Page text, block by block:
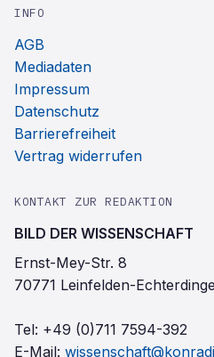
INFO
AGB
Mediadaten
Impressum
Datenschutz
Barrierefreiheit
Vertrag widerrufen
KONTAKT ZUR REDAKTION
BILD DER WISSENSCHAFT
Ernst-Mey-Str. 8
70771 Leinfelden-
Tel: +49 (0)711 7594-392
E-Mail: